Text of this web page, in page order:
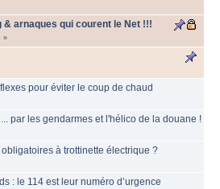
arnaques qui courent le Net !!!
»
pour éviter le coup de chaud
par les gendarmes et l'hélico de la douane !
à trottinette électrique ?
: le 114 est leur numéro d’urgence